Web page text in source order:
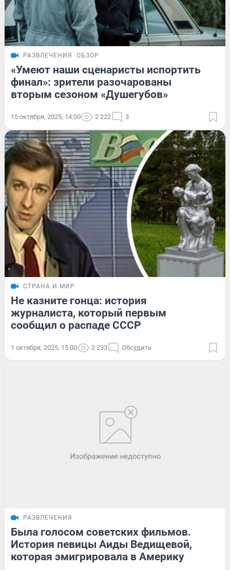
РАЗВЛЕЧЕНИЯ ОБЗОР
«Умеют наши сценаристы испортить
финал»: зрители разочарованы
вторым сезоном «Душегубов»
15 октября, 2025, 14:00 2 222 3
СТРАНА И МИР
Не казните гонца: история
журналиста, который первым
сообщил о распаде СССР
1 октября, 2025, 15:00 2 233 Обсудить
РАЗВЛЕЧЕНИЯ
Была голосом советских фильмов.
История певицы Аиды Ведищевой,
которая эмигрировала в Америку